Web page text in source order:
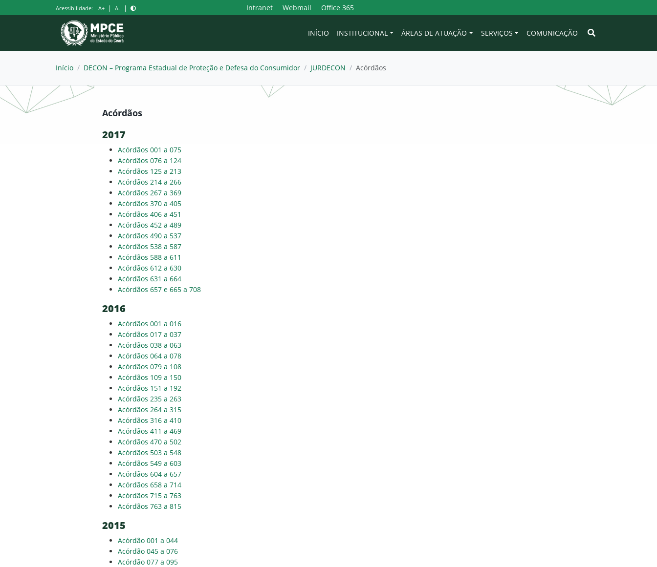
para
Acessibilidade: A+ | A- | Intranet Webmail Office 365
INÍCIO INSTITUCIONAL ÁREAS DE ATUAÇÃO SERVIÇOS COMUNICAÇÃO
Início / DECON – Programa Estadual de Proteção e Defesa do Consumidor / JURDECON / Acórdãos
Acórdãos
2017
Acórdãos 001 a 075
Acórdãos 076 a 124
Acórdãos 125 a 213
Acórdãos 214 a 266
Acórdãos 267 a 369
Acórdãos 370 a 405
Acórdãos 406 a 451
Acórdãos 452 a 489
Acórdãos 490 a 537
Acórdãos 538 a 587
Acórdãos 588 a 611
Acórdãos 612 a 630
Acórdãos 631 a 664
Acórdãos 657 e 665 a 708
2016
Acórdãos 001 a 016
Acórdãos 017 a 037
Acórdãos 038 a 063
Acórdãos 064 a 078
Acórdãos 079 a 108
Acórdãos 109 a 150
Acórdãos 151 a 192
Acórdãos 235 a 263
Acórdãos 264 a 315
Acórdãos 316 a 410
Acórdãos 411 a 469
Acórdãos 470 a 502
Acórdãos 503 a 548
Acórdãos 549 a 603
Acórdãos 604 a 657
Acórdãos 658 a 714
Acórdãos 715 a 763
Acórdãos 763 a 815
2015
Acórdão 001 a 044
Acórdão 045 a 076
Acórdão 077 a 095